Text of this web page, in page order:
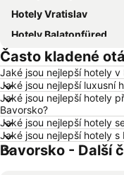
Hotely Vratislav
Hotely Balatonfüred
Hotely Vídeň
Hotely Bratislava
Hotely Třeboň
Hotely Amsterdam
Hotely Lignano
Hotely Lago di Garda
Často kladené
Jaké jsou nejlepší hotely v
Jaké jsou nejlepší luxusní
Jaké jsou nejlepší hotely
Bavorsko?
Jaké jsou nejlepší hotely
Jaké jsou nejlepší hotely
Bavorsko - Další